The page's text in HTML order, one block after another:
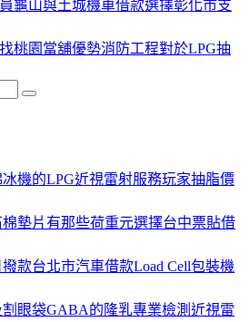
龜山與土城機車借款選擇彰化市支
桃園當舖優勢消防工程對於LPG抽
機的LPG近視雷射服務玩家抽脂價
墊片有那些荷重元選擇台中票貼借
款台北市汽車借款Load Cell包裝機
眼袋GABA的隆乳專業檢測近視雷